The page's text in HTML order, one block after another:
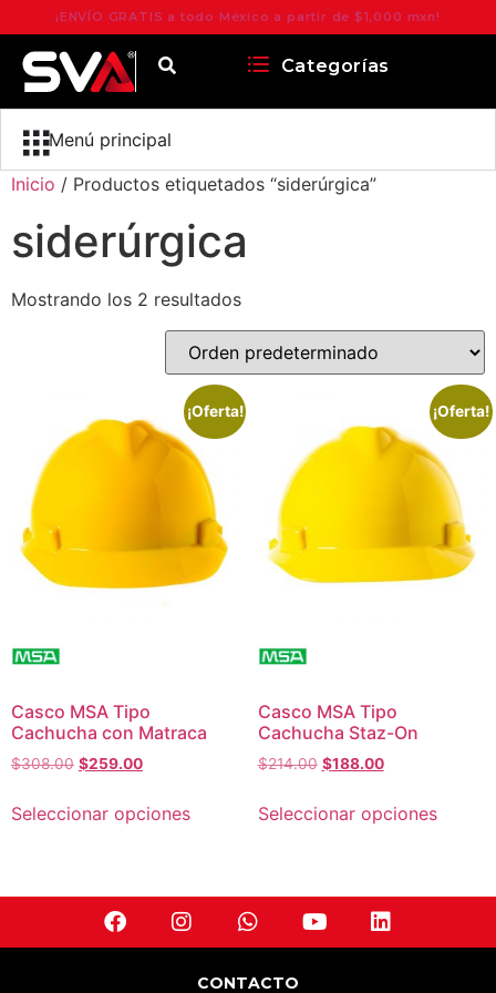
¡ENVÍO GRATIS a todo México a partir de $1,000 mxn!
Categorías
Menú principal
Inicio / Productos etiquetados “siderúrgica”
siderúrgica
Mostrando los 2 resultados
¡Oferta!
Casco MSA Tipo
Cachucha con Matraca
$308.00 $259.00
Seleccionar opciones
¡Oferta!
Casco MSA Tipo
Cachucha Staz-On
$214.00 $188.00
Seleccionar opciones
CONTACTO